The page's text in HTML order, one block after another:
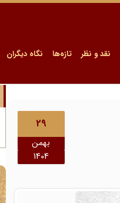
نقد و نظر تازه‌ها نگاه دیگران
29
بهمن
1404